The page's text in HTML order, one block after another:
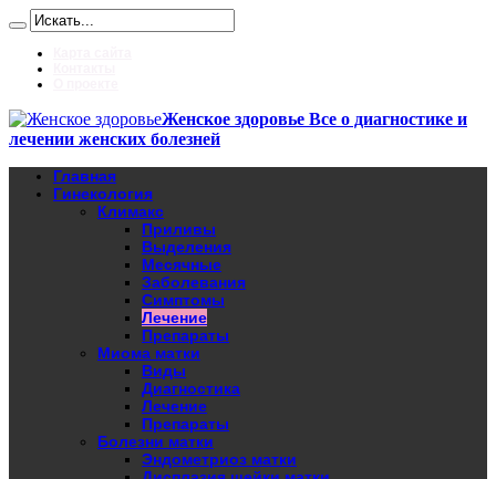
Женское здоровье Все о диагностике и
лечении женских болезней
Главная
Гинекология
Климакс
Приливы
Выделения
Месячные
Заболевания
Симптомы
Лечение
Препараты
Миома матки
Виды
Диагностика
Лечение
Препараты
Болезни матки
Эндометриоз матки